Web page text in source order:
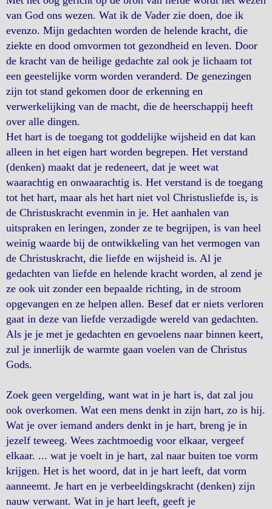
van God ons wezen. Wat ik de Vader zie doen, doe ik
evenzo. Mijn gedachten worden de helende kracht, die
ziekte en dood omvormen tot gezondheid en leven. Door
de kracht van de heilige gedachte zal ook je lichaam tot
een geestelijke vorm worden veranderd. De genezingen
zijn tot stand gekomen door de erkenning en
verwerkelijking van de macht, die de heerschappij heeft
over alle dingen.
Het hart is de toegang tot goddelijke wijsheid en dat kan
alleen in het eigen hart worden begrepen. Het verstand
(denken) maakt dat je redeneert, dat je weet wat
waarachtig en onwaarachtig is. Het verstand is de toegang
tot het hart, maar als het hart niet vol Christusliefde is, is
de Christuskracht evenmin in je. Het aanhalen van
uitspraken en leringen, zonder ze te begrijpen, is van heel
weinig waarde bij de ontwikkeling van het vermogen van
de Christuskracht, die liefde en wijsheid is. Al je
gedachten van liefde en helende kracht worden, al zend je
ze ook uit zonder een bepaalde richting, in de stroom
opgevangen en ze helpen allen. Besef dat er niets verloren
gaat in deze van liefde verzadigde wereld van gedachten.
Als je je met je gedachten en gevoelens naar binnen keert,
zul je innerlijk de warmte gaan voelen van de Christus
Gods.
Zoek geen vergelding, want wat in je hart is, dat zal jou
ook overkomen. Wat een mens denkt in zijn hart, zo is hij.
Wat je over iemand anders denkt in je hart, breng je in
jezelf teweeg. Wees zachtmoedig voor elkaar, vergeef
elkaar. ... wat je voelt in je hart, zal naar buiten toe vorm
krijgen. Het is het woord, dat in je hart leeft, dat vorm
aanneemt. Je hart en je verbeeldingskracht (denken) zijn
nauw verwant. Wat in je hart leeft, geeft je